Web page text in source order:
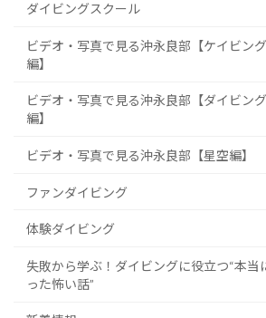
ダイビングスクール
ビデオ・写真で見る沖永良部【ケイビング
編】
ビデオ・写真で見る沖永良部【ダイビング
編】
ビデオ・写真で見る沖永良部【星空編】
ファンダイビング
体験ダイビング
失敗から学ぶ！ダイビングに役立つ“本当
った怖い話”